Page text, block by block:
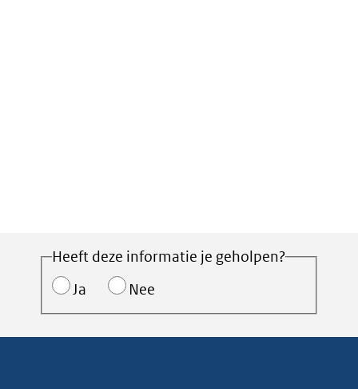
Heeft deze informatie je geholpen?
Ja
Nee